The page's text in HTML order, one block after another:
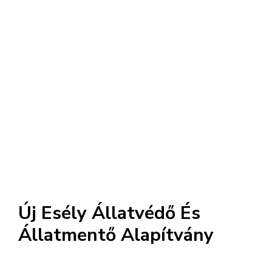
Új Esély Állatvédő És
Állatmentő Alapítvány